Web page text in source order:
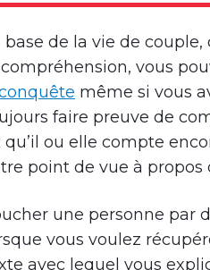
base de la vie de
compréhension, vous
même si vous
faire preuve de
qu’il ou elle compte
point de vue à propos
une personne par
vous voulez
avec lequel vous